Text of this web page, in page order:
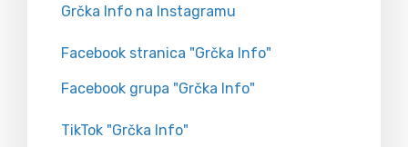
Grčka Info na Instagramu
Facebook stranica "Grčka Info"
Facebook grupa "Grčka Info"
TikTok "Grčka Info"